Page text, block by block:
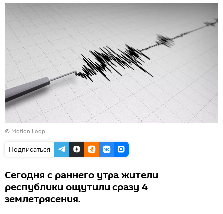
© Motion Loop
Подписаться
Сегодня с раннего утра жители
республики ощутили сразу 4
землетрясения.